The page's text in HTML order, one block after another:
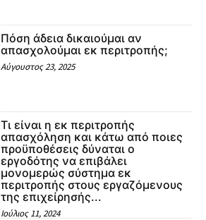
Πόση άδεια δικαιούμαι αν
απασχολούμαι εκ περιτροπής;
Αύγουστος 23, 2025
Τι είναι η εκ περιτροπής
απασχόληση και κάτω από ποιες
προϋποθέσεις δύναται ο
εργοδότης να επιβάλει
μονομερώς σύστημα εκ
περιτροπής στους εργαζόμενους
της επιχείρησής...
Ιούλιος 11, 2024